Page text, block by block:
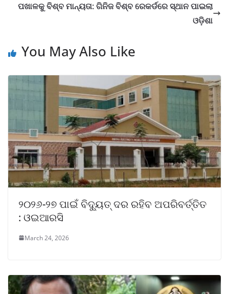
ପଖାଳକୁ ବିଶ୍ବ ମାନ୍ୟତା: ଗିନିଜ ବିଶ୍ବ ରେକର୍ଡରେ ସ୍ଥାନ ପାଇଲା
ଓଡ଼ିଶା
You May Also Like
୨୦୨୬-୨୭ ପାଇଁ ବିଦ୍ୟୁତ୍ ଦର ରହିବ ଅପରିବର୍ତ୍ତିତ
: ଓଇଆରସି
March 24, 2026